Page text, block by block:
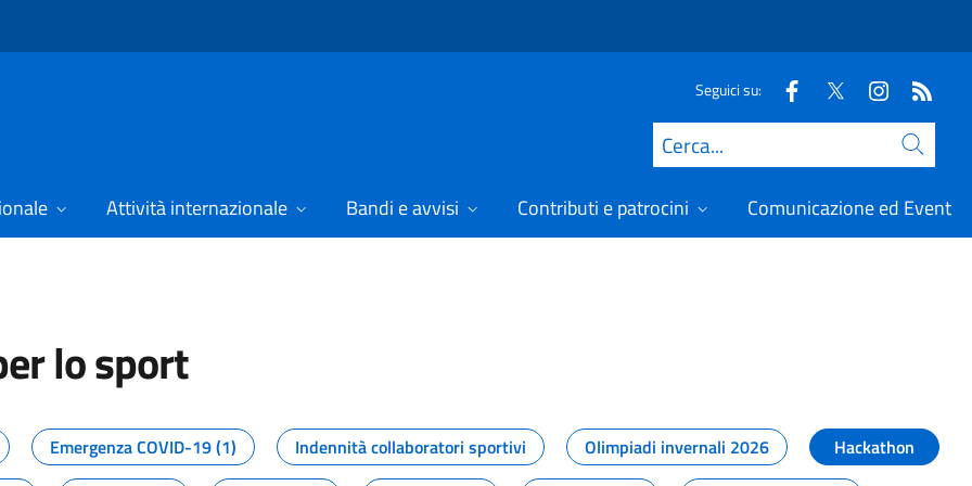
Seguici su:
Cerca
Attività internazionale Bandi e avvisi Contributi e patrocini Comunicazione ed Eventi
lo sport
dal Dipartimento per lo sport
Emergenza COVID-19 (1) Indennità collaboratori sportivi Olimpiadi invernali 2026
Hackathon